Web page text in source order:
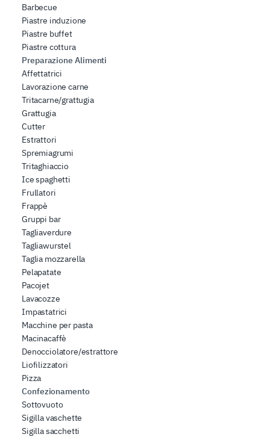
Barbecue
Piastre induzione
Piastre buffet
Piastre cottura
Preparazione Alimenti
Affettatrici
Lavorazione carne
Tritacarne/grattugia
Grattugia
Cutter
Estrattori
Spremiagrumi
Tritaghiaccio
Ice spaghetti
Frullatori
Frappè
Gruppi bar
Tagliaverdure
Tagliawurstel
Taglia mozzarella
Pelapatate
Pacojet
Lavacozze
Impastatrici
Macchine per pasta
Macinacaffè
Denocciolatore/estrattore
Liofilizzatori
Pizza
Confezionamento
Sottovuoto
Sigilla vaschette
Sigilla sacchetti